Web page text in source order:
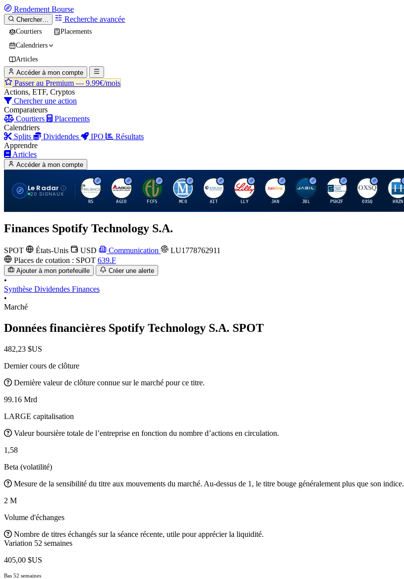
Rendement Bourse
Chercher… Recherche avancée
Courtiers
Placements
Calendriers
Articles
Accéder à mon compte
Passer au Premium — 9.99€/mois
Actions, ETF, Cryptos
Chercher une action
Comparateurs
Courtiers
Placements
Calendriers
Splits
Dividendes IPO
Résultats
Apprendre
Articles
Accéder à mon compte
Le Radar
20 SIGNAUX
R
RS
A
AGCO
F
FCFS
M
MCO
A
AIT
E
LLY
J
JAN
J
JBL
P
PSHZF
O
OXSQ
H
HRZN
Finances Spotify Technology S.A.
SPOT États-Unis USD Communication
LU1778762911
Places de cotation : SPOT 639.F
Ajouter à mon portefeuille Créer une alerte
•
Synthèse Dividendes Finances
•
Marché
Données financières Spotify Technology S.A. SPOT
482,23 $US
Dernier cours de clôture
Dernière valeur de clôture connue sur le marché pour ce titre.
99.16 Mrd
LARGE capitalisation
Valeur boursière totale de l’entreprise en fonction du nombre d’actions en circulation.
1,58
Beta (volatilité)
Mesure de la sensibilité du titre aux mouvements du marché. Au-dessus de 1, le titre bouge généralement plus que son indice.
2 M
Volume d'échanges
Nombre de titres échangés sur la séance récente, utile pour apprécier la liquidité.
Variation 52 semaines
405,00 $US
Bas 52 semaines